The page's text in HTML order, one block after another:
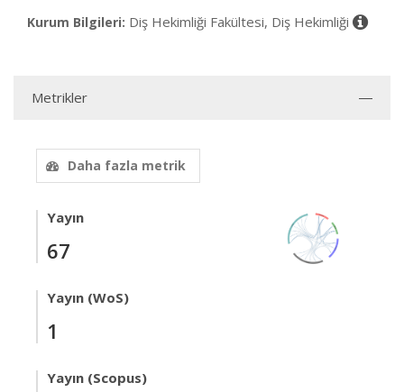
Kurum Bilgileri: Diş Hekimliği Fakültesi, Diş Hekimliği
Metrikler
Daha fazla metrik
Yayın
67
Yayın (WoS)
1
Yayın (Scopus)